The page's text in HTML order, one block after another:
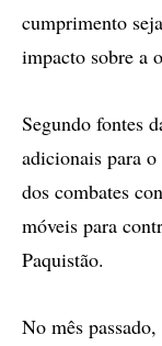
cumprimento
impacto sobre a
Segundo fontes
adicionais para
dos combates
móveis para
Paquistão.
No mês